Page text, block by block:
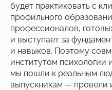
будет практиковать с
профильного
профессионалов,
и выступает за
и навыков. Поэтому
институтом психологии
мы пошли к реальным
выпускникам — провели